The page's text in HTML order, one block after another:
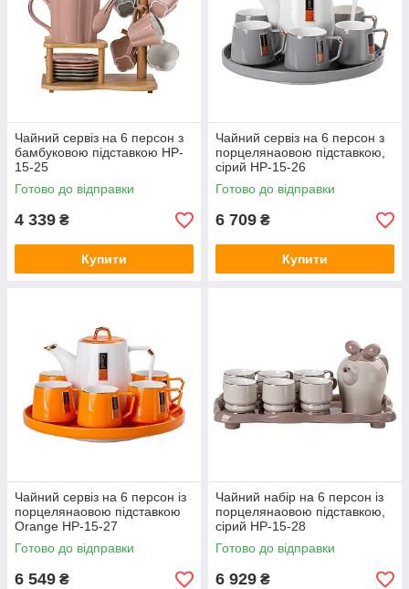
Чайний сервіз на 6 персон з
бамбуковою підставкою HP-
15-25
Готово до відправки
4 339 ₴
Купити
Чайний сервіз на 6 персон з
порцелянаовою підставкою,
сірий HP-15-26
Готово до відправки
6 709 ₴
Купити
Чайний сервіз на 6 персон із
порцелянаовою підставкою
Orange HP-15-27
Готово до відправки
6 549 ₴
Чайний набір на 6 персон із
порцелянаовою підставкою,
сірий HP-15-28
Готово до відправки
6 929 ₴